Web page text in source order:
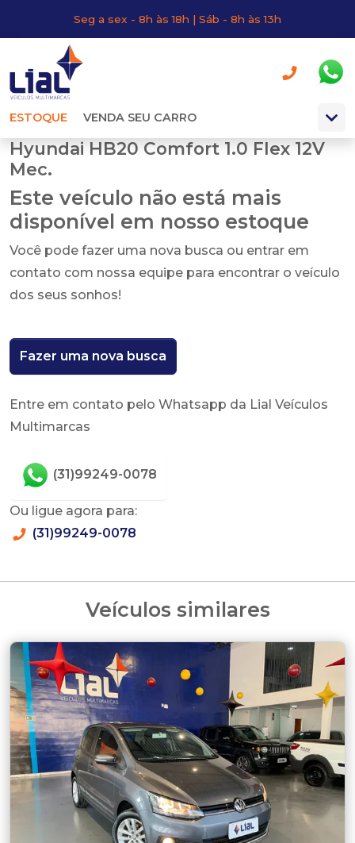
Seg a sex - 8h às 18h | Sáb - 8h às 13h
ESTOQUE VENDA SEU CARRO
Hyundai HB20 Comfort 1.0 Flex 12V
Mec.
Este veículo não está mais
disponível em nosso estoque
Você pode fazer uma nova busca ou entrar em
contato com nossa equipe para encontrar o veículo
dos seus sonhos!
Fazer uma nova busca
Entre em contato pelo Whatsapp da Lial Veículos
Multimarcas
(31)99249-0078
Ou ligue agora para:
(31)99249-0078
Veículos similares